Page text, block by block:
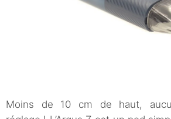
Moins de 10 cm de haut,